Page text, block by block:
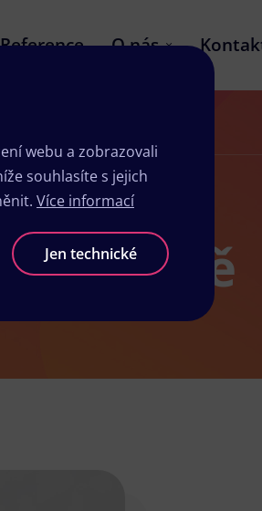
Reference O nás
Kladně
webu a zobrazovali
souhlasíte s jejich
Více informací
Jen technické